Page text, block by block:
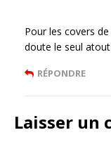
Pour les covers de
doute le seul
RÉPONDRE
Laisser un